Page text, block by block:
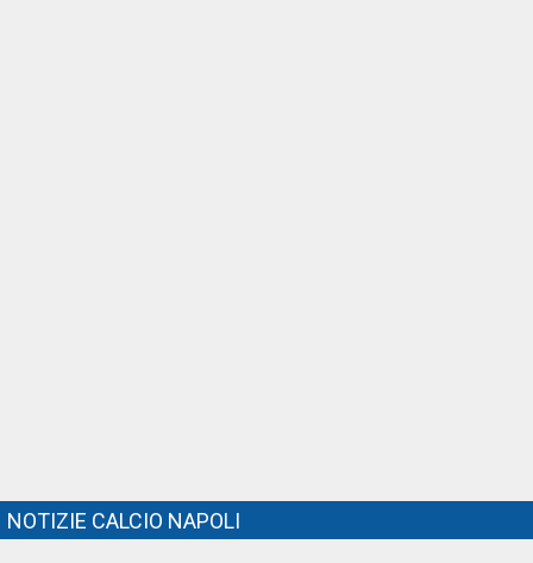
NOTIZIE CALCIO NAPOLI